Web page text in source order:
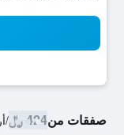
صفقات من424 ﷼ /